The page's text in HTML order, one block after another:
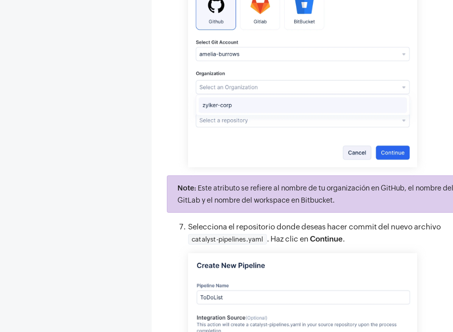
Note: Este atributo se refiere al nombre de tu organización en GitHub, el nombre
GitLab y el nombre del workspace en Bitbucket.
Selecciona el repositorio donde deseas hacer commit del nuevo archivo
catalyst-pipelines.yaml . Haz clic en Continue.